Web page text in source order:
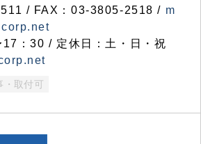
/ FAX：03-3805-2518 / m
：30 / 定休日：土・日・祝
・取付可